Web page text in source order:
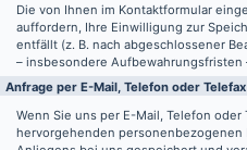
Die von Ihnen im Kontaktformular
auffordern, Ihre Einwilligung zur
entfällt (z. B. nach abgeschlossener
– insbesondere
Anfrage per E-Mail, Telefon oder Telefax
Wenn Sie uns per E-Mail, Telefon
hervorgehenden personenbezogenen